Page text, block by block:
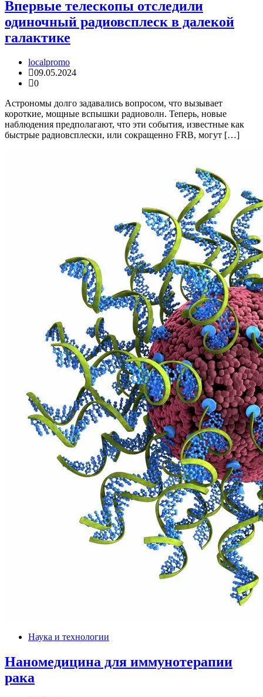
Впервые телескопы отследили
одиночный радиовсплеск в далекой
галактике
localpromo
09.05.2024
0
Астрономы долго задавались вопросом, что вызывает
короткие, мощные вспышки радиоволн. Теперь, новые
наблюдения предполагают, что эти события, известные как
быстрые радиовсплески, или сокращенно FRB, могут […]
Наука и технологии
Наномедицина для иммунотерапии
рака